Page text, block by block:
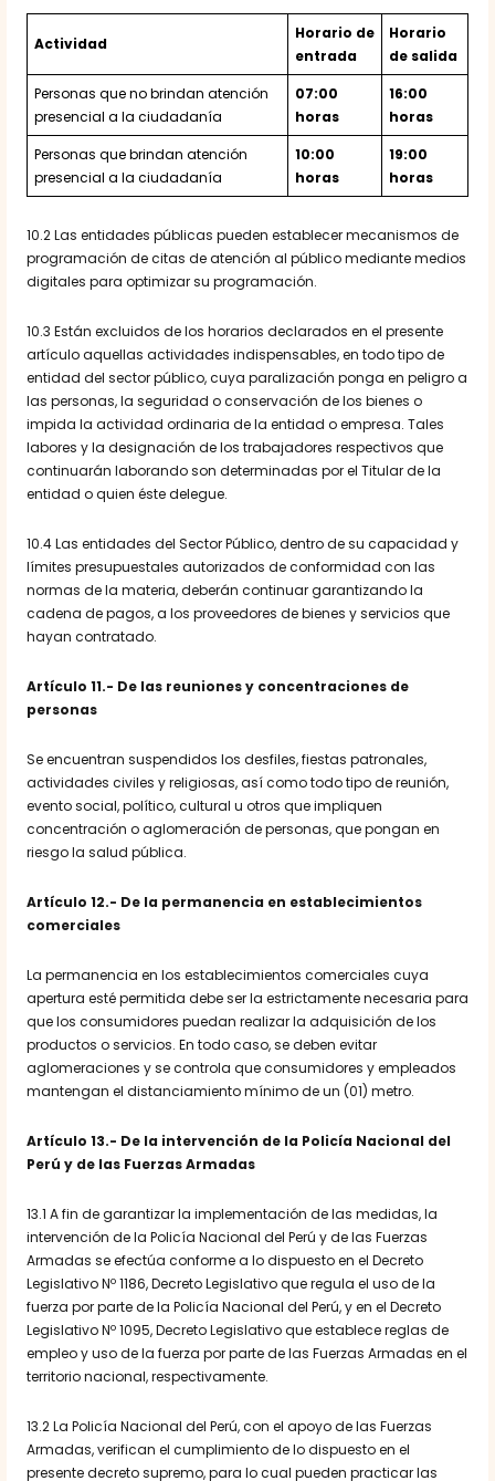
Actividad
Horario de
entrada
Horario
de salida
Personas que no brindan atención
presencial a la ciudadanía
07:00
horas
16:00
horas
Personas que brindan atención
presencial a la ciudadanía
10:00
horas
19:00
horas
10.2 Las entidades públicas pueden establecer mecanismos de
programación de citas de atención al público mediante medios
digitales para optimizar su programación.
10.3 Están excluidos de los horarios declarados en el presente
artículo aquellas actividades indispensables, en todo tipo de
entidad del sector público, cuya paralización ponga en peligro a
las personas, la seguridad o conservación de los bienes o
impida la actividad ordinaria de la entidad o empresa. Tales
labores y la designación de los trabajadores respectivos que
continuarán laborando son determinadas por el Titular de la
entidad o quien éste delegue.
10.4 Las entidades del Sector Público, dentro de su capacidad y
límites presupuestales autorizados de conformidad con las
normas de la materia, deberán continuar garantizando la
cadena de pagos, a los proveedores de bienes y servicios que
hayan contratado.
Artículo 11.- De las reuniones y concentraciones de
personas
Se encuentran suspendidos los desfiles, fiestas patronales,
actividades civiles y religiosas, así como todo tipo de reunión,
evento social, político, cultural u otros que impliquen
concentración o aglomeración de personas, que pongan en
riesgo la salud pública.
Artículo 12.- De la permanencia en establecimientos
comerciales
La permanencia en los establecimientos comerciales cuya
apertura esté permitida debe ser la estrictamente necesaria para
que los consumidores puedan realizar la adquisición de los
productos o servicios. En todo caso, se deben evitar
aglomeraciones y se controla que consumidores y empleados
mantengan el distanciamiento mínimo de un (01) metro.
Artículo 13.- De la intervención de la Policía Nacional del
Perú y de las Fuerzas Armadas
13.1 A fin de garantizar la implementación de las medidas, la
intervención de la Policía Nacional del Perú y de las Fuerzas
Armadas se efectúa conforme a lo dispuesto en el Decreto
Legislativo Nº 1186, Decreto Legislativo que regula el uso de la
fuerza por parte de la Policía Nacional del Perú, y en el Decreto
Legislativo Nº 1095, Decreto Legislativo que establece reglas de
empleo y uso de la fuerza por parte de las Fuerzas Armadas en el
territorio nacional, respectivamente.
13.2 La Policía Nacional del Perú, con el apoyo de las Fuerzas
Armadas, verifican el cumplimiento de lo dispuesto en el
presente decreto supremo, para lo cual pueden practicar las